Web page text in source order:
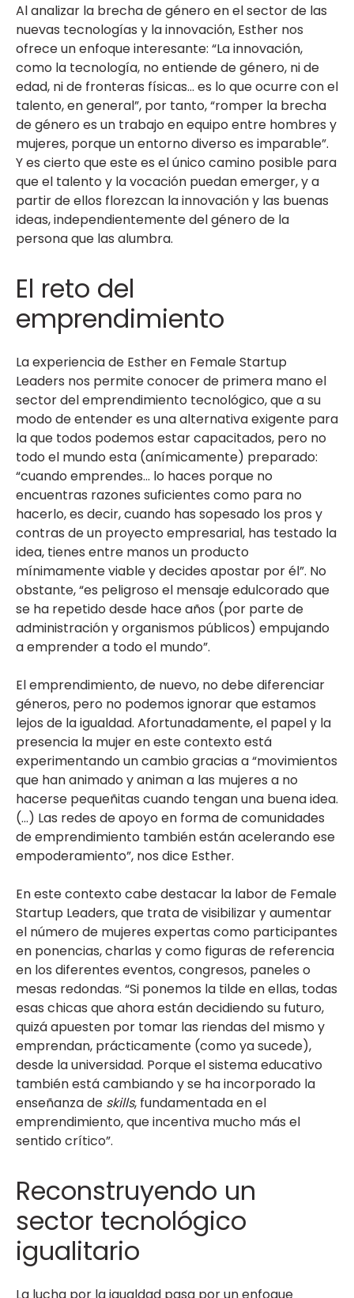
Al analizar la brecha de género en el sector de las
nuevas tecnologías y la innovación, Esther nos
ofrece un enfoque interesante: “La innovación,
como la tecnología, no entiende de género, ni de
edad, ni de fronteras físicas… es lo que ocurre con el
talento, en general”, por tanto, “romper la brecha
de género es un trabajo en equipo entre hombres y
mujeres, porque un entorno diverso es imparable”.
Y es cierto que este es el único camino posible para
que el talento y la vocación puedan emerger, y a
partir de ellos florezcan la innovación y las buenas
ideas, independientemente del género de la
persona que las alumbra.
El reto del
emprendimiento
La experiencia de Esther en Female Startup
Leaders nos permite conocer de primera mano el
sector del emprendimiento tecnológico, que a su
modo de entender es una alternativa exigente para
la que todos podemos estar capacitados, pero no
todo el mundo esta (anímicamente) preparado:
“cuando emprendes… lo haces porque no
encuentras razones suficientes como para no
hacerlo, es decir, cuando has sopesado los pros y
contras de un proyecto empresarial, has testado la
idea, tienes entre manos un producto
mínimamente viable y decides apostar por él”. No
obstante, “es peligroso el mensaje edulcorado que
se ha repetido desde hace años (por parte de
administración y organismos públicos) empujando
a emprender a todo el mundo”.
El emprendimiento, de nuevo, no debe diferenciar
géneros, pero no podemos ignorar que estamos
lejos de la igualdad. Afortunadamente, el papel y la
presencia la mujer en este contexto está
experimentando un cambio gracias a “movimientos
que han animado y animan a las mujeres a no
hacerse pequeñitas cuando tengan una buena idea.
(…) Las redes de apoyo en forma de comunidades
de emprendimiento también están acelerando ese
empoderamiento”, nos dice Esther.
En este contexto cabe destacar la labor de Female
Startup Leaders, que trata de visibilizar y aumentar
el número de mujeres expertas como participantes
en ponencias, charlas y como figuras de referencia
en los diferentes eventos, congresos, paneles o
mesas redondas. “Si ponemos la tilde en ellas, todas
esas chicas que ahora están decidiendo su futuro,
quizá apuesten por tomar las riendas del mismo y
emprendan, prácticamente (como ya sucede),
desde la universidad. Porque el sistema educativo
también está cambiando y se ha incorporado la
enseñanza de skills, fundamentada en el
emprendimiento, que incentiva mucho más el
sentido crítico”.
Reconstruyendo un
sector tecnológico
igualitario
La lucha por la igualdad pasa por un enfoque